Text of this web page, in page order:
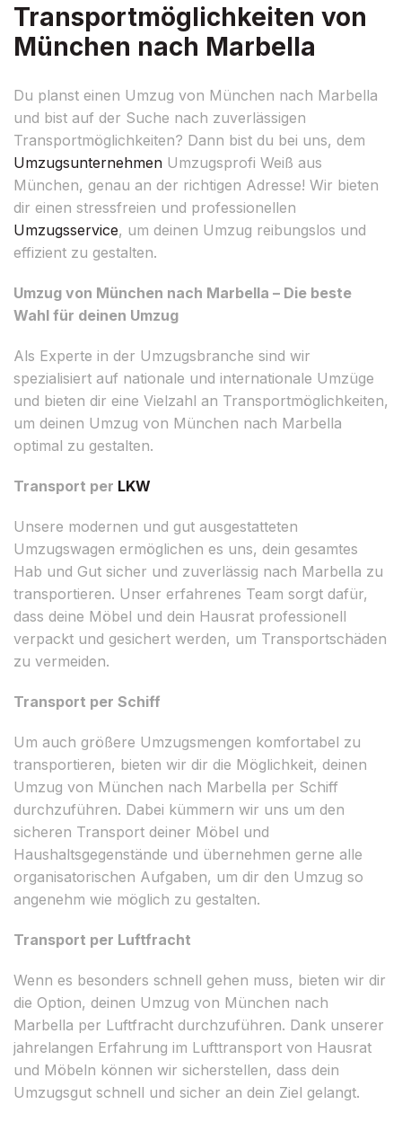
Transportmöglichkeiten von
München nach Marbella
Du planst einen Umzug von München nach Marbella
und bist auf der Suche nach zuverlässigen
Transportmöglichkeiten? Dann bist du bei uns, dem
Umzugsunternehmen Umzugsprofi Weiß aus
München, genau an der richtigen Adresse! Wir bieten
dir einen stressfreien und professionellen
Umzugsservice, um deinen Umzug reibungslos und
effizient zu gestalten.
Umzug von München nach Marbella – Die beste
Wahl für deinen Umzug
Als Experte in der Umzugsbranche sind wir
spezialisiert auf nationale und internationale Umzüge
und bieten dir eine Vielzahl an Transportmöglichkeiten,
um deinen Umzug von München nach Marbella
optimal zu gestalten.
Transport per LKW
Unsere modernen und gut ausgestatteten
Umzugswagen ermöglichen es uns, dein gesamtes
Hab und Gut sicher und zuverlässig nach Marbella zu
transportieren. Unser erfahrenes Team sorgt dafür,
dass deine Möbel und dein Hausrat professionell
verpackt und gesichert werden, um Transportschäden
zu vermeiden.
Transport per Schiff
Um auch größere Umzugsmengen komfortabel zu
transportieren, bieten wir dir die Möglichkeit, deinen
Umzug von München nach Marbella per Schiff
durchzuführen. Dabei kümmern wir uns um den
sicheren Transport deiner Möbel und
Haushaltsgegenstände und übernehmen gerne alle
organisatorischen Aufgaben, um dir den Umzug so
angenehm wie möglich zu gestalten.
Transport per Luftfracht
Wenn es besonders schnell gehen muss, bieten wir dir
die Option, deinen Umzug von München nach
Marbella per Luftfracht durchzuführen. Dank unserer
jahrelangen Erfahrung im Lufttransport von Hausrat
und Möbeln können wir sicherstellen, dass dein
Umzugsgut schnell und sicher an dein Ziel gelangt.